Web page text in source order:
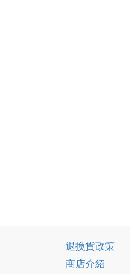
退換貨政策
商店介紹